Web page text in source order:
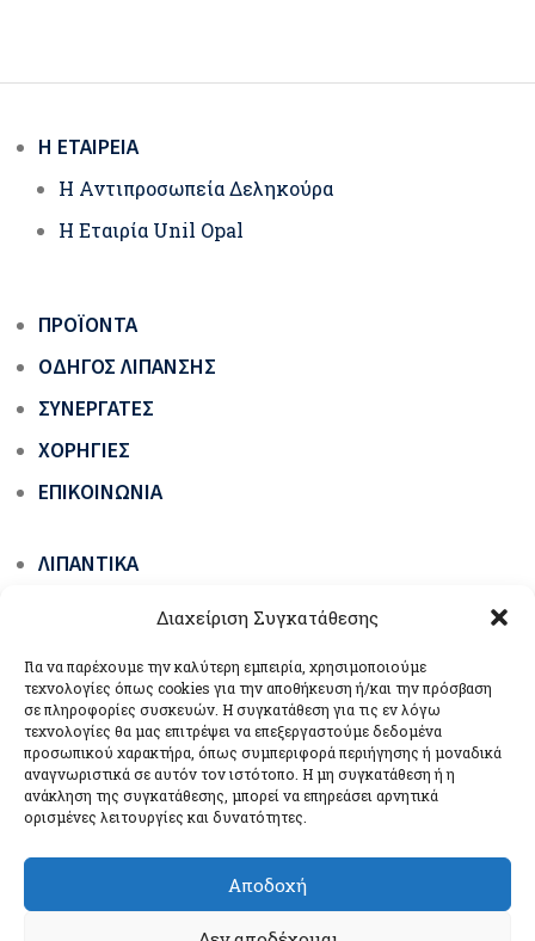
Διαχείριση Συγκατάθεσης
Για να παρέχουμε την καλύτερη εμπειρία, χρησιμοποιούμε
τεχνολογίες όπως cookies για την αποθήκευση ή/και την πρόσβαση
σε πληροφορίες συσκευών. Η συγκατάθεση για τις εν λόγω
τεχνολογίες θα μας επιτρέψει να επεξεργαστούμε δεδομένα
προσωπικού χαρακτήρα, όπως συμπεριφορά περιήγησης ή μοναδικά
αναγνωριστικά σε αυτόν τον ιστότοπο. Η μη συγκατάθεση ή η
ανάκληση της συγκατάθεσης, μπορεί να επηρεάσει αρνητικά
ορισμένες λειτουργίες και δυνατότητες.
Αποδοχή
Η ΕΤΑΙΡΕΊΑ
Η Αντιπροσωπεία Δεληκούρα
Η Εταιρία Unil Opal
ΠΡΟΪΌΝΤΑ
ΟΔΗΓΌΣ ΛΊΠΑΝΣΗΣ
ΣΥΝΕΡΓΆΤΕΣ
ΧΟΡΗΓΊΕΣ
ΕΠΙΚΟΙΝΩΝΊΑ
ΛΙΠΑΝΤΙΚΆ
ΓΡΆΣΑ ΟΧΗΜΆΤΩΝ & ΜΗΧΑΝΗΜΆΤΩΝ ΈΡΓΩΝ
ΒΙΟΛΙΠΑΝΤΙΚΆ ΟΙΚΟΛΟΓΙΚΆ ΠΡΆΣΙΝΗΣ
ΤΕΧΝΟΛΟΓΊΑΣ
ΣΥΣΚΕΥΈΣ ΛΊΠΑΝΣΗΣ
COPYRIGHT © UNIL OPAL GR 2024. ALL RIGHTS RESERVED.